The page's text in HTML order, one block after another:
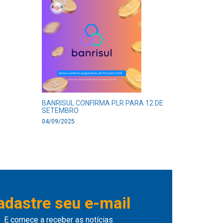
BANRISUL CONFIRMA PLR PARA 12 DE
SETEMBRO
04/09/2025
seu e-mail
E comece a receber as notícias